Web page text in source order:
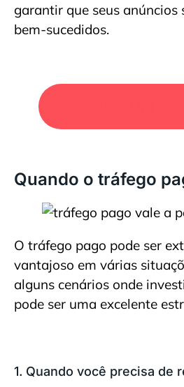
garantir que seus anúncios
bem-sucedidos.
Quando o tráfego
O tráfego pago pode ser
vantajoso em várias
alguns cenários onde
pode ser uma excelente
1. Quando você precisa de